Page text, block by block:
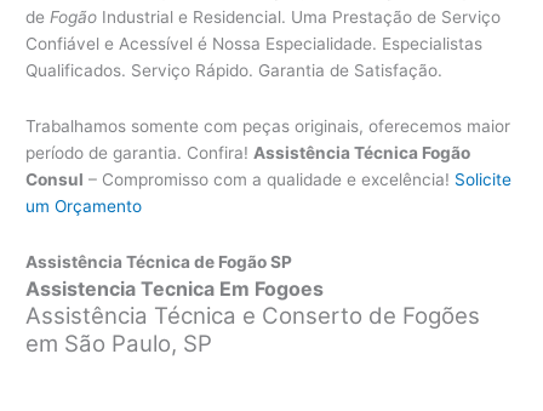
de Fogão Industrial e Residencial. Uma Prestação de Serviço
Confiável e Acessível é Nossa Especialidade. Especialistas
Qualificados. Serviço Rápido. Garantia de Satisfação.
Trabalhamos somente com peças originais, oferecemos maior
período de garantia. Confira! Assistência Técnica Fogão
Consul – Compromisso com a qualidade e excelência! Solicite
um Orçamento
Assistência Técnica de Fogão SP
Assistencia Tecnica Em Fogoes
Assistência Técnica e Conserto de Fogões
em São Paulo, SP